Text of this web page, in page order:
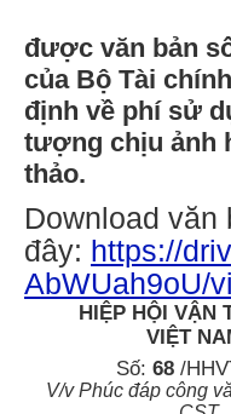
được văn bản
của Bộ Tài
định về phí sử
tượng chịu ảnh
thảo.
Download văn
đây: https://
AbWUah9oU/
HIỆP HỘI VẬN
VIỆT
Số: 68/
V/v Phúc đáp công